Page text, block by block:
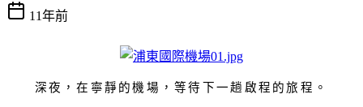
11年前
深夜，在寧靜的機場，等待下一趟啟程的旅程。